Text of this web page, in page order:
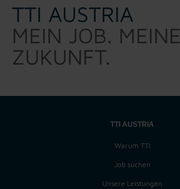
TTI AUSTRIA
MEIN JOB. MEINE
ZUKUNFT.
TTI AUSTRIA
Warum TTI
Job suchen
Unsere Leistungen